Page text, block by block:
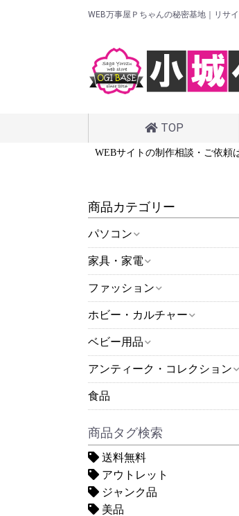
WEB万事屋Ｐちゃんの秘密基地｜リサ
TOP
WEBサイトの制作相談・ご依
商品カテゴリー
パソコン
家具・家電
ファッション
ホビー・カルチャー
ベビー用品
アンティーク・コレクション
食品
商品タグ検索
送料無料
アウトレット
ジャンク品
美品